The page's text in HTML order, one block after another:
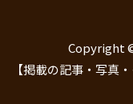
Copyright
【掲載の記事・写真